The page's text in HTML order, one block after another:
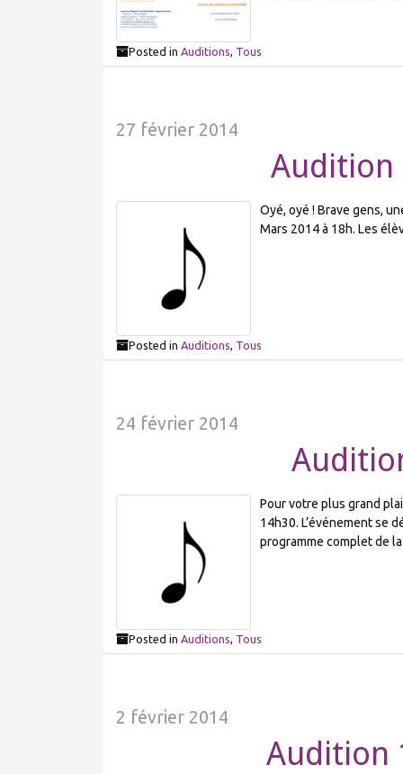
Posted in Auditions Tous
27 février 2014
Audition
Oyé, oyé ! Brave gens,
Mars 2014 à 18h. Les
Posted in Auditions Tous
24 février 2014
Pour votre plus grand
14h30. L’événement se
programme complet de
Posted in Auditions Tous
2 février 2014
Audition